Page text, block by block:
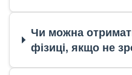
Чи можна
фізиці, якщо не